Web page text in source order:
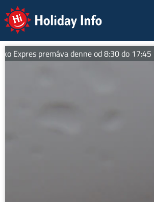
Holiday Info
Expres premáva denne od 8:30 do